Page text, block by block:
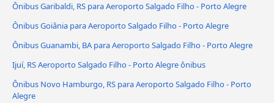
Ônibus Garibaldi, RS para Aeroporto Salgado Filho - Porto Alegre
Ônibus Goiânia para Aeroporto Salgado Filho - Porto Alegre
Ônibus Guanambi, BA para Aeroporto Salgado Filho - Porto Alegre
Ijuí, RS Aeroporto Salgado Filho - Porto Alegre ônibus
Ônibus Novo Hamburgo, RS para Aeroporto Salgado Filho - Porto
Alegre